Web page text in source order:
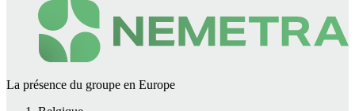
La présence du groupe en Europe